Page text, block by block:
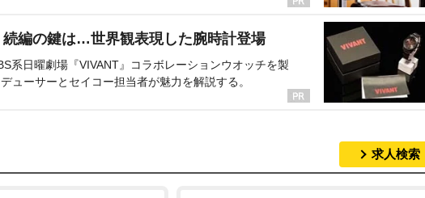
続編の鍵は…世界観表現した腕時計登場
系日曜劇場『VIVANT』コラボレーションウオッチを製
ューサーとセイコー担当者が魅力を解説する。
求人検索